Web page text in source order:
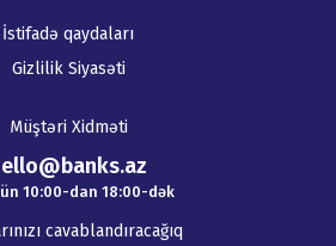
İstifadə qaydaları
Gizlilik Siyasəti
Müştəri Xidməti
10:00-dan 18:00-dək
cavablandıracağıq